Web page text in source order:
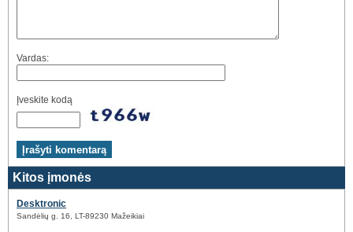
Vardas:
Įveskite kodą
Kitos įmonės
Desktronic
Sandėlių g. 16, LT-89230 Mažeikiai